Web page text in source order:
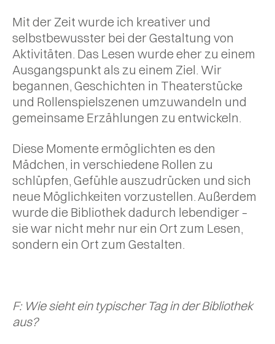
Mit der Zeit wurde ich kreativer und
selbstbewusster bei der Gestaltung von
Aktivitäten. Das Lesen wurde eher zu einem
Ausgangspunkt als zu einem Ziel. Wir
begannen, Geschichten in Theaterstücke
und Rollenspielszenen umzuwandeln und
gemeinsame Erzählungen zu entwickeln.
Diese Momente ermöglichten es den
Mädchen, in verschiedene Rollen zu
schlüpfen, Gefühle auszudrücken und sich
neue Möglichkeiten vorzustellen. Außerdem
wurde die Bibliothek dadurch lebendiger –
sie war nicht mehr nur ein Ort zum Lesen,
sondern ein Ort zum Gestalten.
F: Wie sieht ein typischer Tag in der Bibliothek
aus?